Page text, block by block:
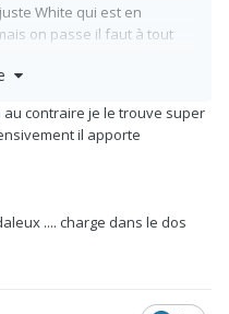
White qui est en
on passe il faut à tout
contraire je le trouve super
il apporte
.... charge dans le dos